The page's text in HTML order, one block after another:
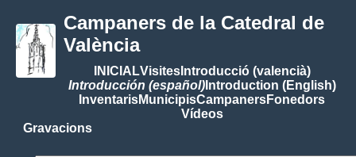
Campaners de la Catedral de
València
INICIALVisitesIntroducció (valencià)
Introducción (español)Introduction (English)
InventarisMunicipisCampanersFonedors
Vídeos
Gravacions